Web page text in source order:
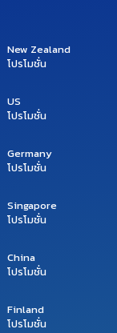
New Zealand
โปรโมชั่น
US
โปรโมชั่น
Germany
โปรโมชั่น
Singapore
โปรโมชั่น
China
โปรโมชั่น
Finland
โปรโมชั่น